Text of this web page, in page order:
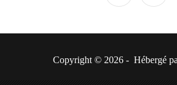
Copyright © 2026 - Hébergé